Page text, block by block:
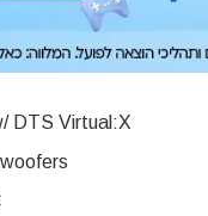
DTS Virtual:X